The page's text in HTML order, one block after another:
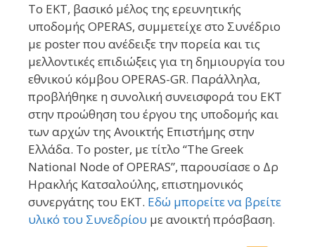
Το ΕΚΤ, βασικό μέλος της ερευνητικής
υποδομής OPERAS, συμμετείχε στο Συνέδριο
με poster που ανέδειξε την πορεία και τις
μελλοντικές επιδιώξεις για τη δημιουργία του
εθνικού κόμβου OPERAS-GR. Παράλληλα,
προβλήθηκε η συνολική συνεισφορά του ΕΚΤ
στην προώθηση του έργου της υποδομής και
των αρχών της Ανοικτής Επιστήμης στην
Ελλάδα. Το poster, με τίτλο “The Greek
National Node of OPERAS”, παρουσίασε ο Δρ
Ηρακλής Κατσαλούλης, επιστημονικός
συνεργάτης του ΕΚΤ. Εδώ μπορείτε να βρείτε
υλικό του Συνεδρίου με ανοικτή πρόσβαση.